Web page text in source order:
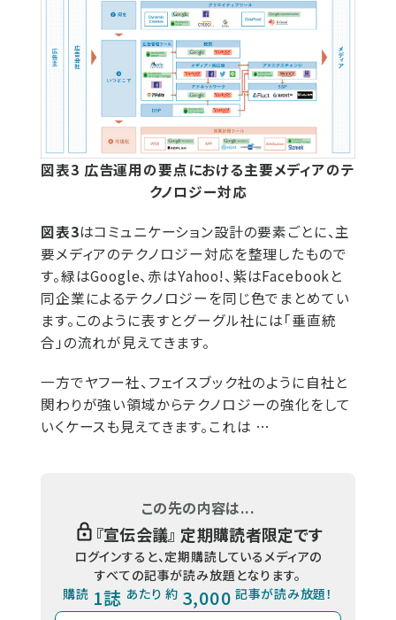
図表3 広告運用の要点における主要メディアのテ
クノロジー対応
図表3はコミュニケーション設計の要素ごとに、主
要メディアのテクノロジー対応を整理したもので
す。緑はGoogle、赤はYahoo!、紫はFacebookと
同企業によるテクノロジーを同じ色でまとめてい
ます。このように表すとグーグル社には「垂直統
合」の流れが見えてきます。
一方でヤフー社、フェイスブック社のように自社と
関わりが強い領域からテクノロジーの強化をして
いくケースも見えてきます。これは …
この先の内容は...
『宣伝会議』 定期購読者限定です
ログインすると、定期購読しているメディアの
すべての記事が読み放題となります。
購読 1誌 あたり 約 3,000 記事が読み放題！